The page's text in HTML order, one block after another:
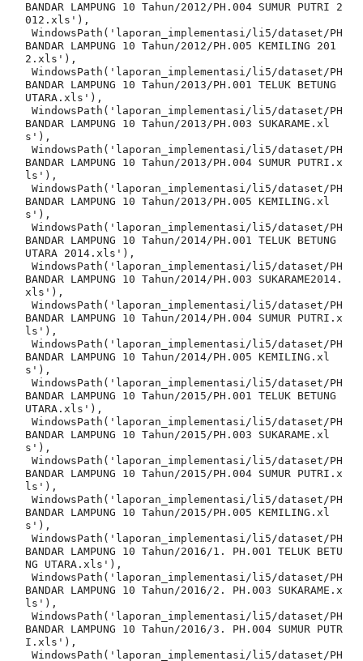
BANDAR LAMPUNG 10 Tahun/2012/PH.004 SUMUR PUTRI 2
012.xls'),
BANDAR LAMPUNG 10 Tahun/2012/PH.005 KEMILING 201
2.xls'),
BANDAR LAMPUNG 10 Tahun/2013/PH.001 TELUK BETUNG
UTARA.xls'),
BANDAR LAMPUNG 10 Tahun/2013/PH.003 SUKARAME.xl
s'),
BANDAR LAMPUNG 10 Tahun/2013/PH.004 SUMUR PUTRI.x
ls'),
BANDAR LAMPUNG 10 Tahun/2013/PH.005 KEMILING.xl
s'),
BANDAR LAMPUNG 10 Tahun/2014/PH.001 TELUK BETUNG
UTARA 2014.xls'),
BANDAR LAMPUNG 10 Tahun/2014/PH.003 SUKARAME2014.
xls'),
BANDAR LAMPUNG 10 Tahun/2014/PH.004 SUMUR PUTRI.x
ls'),
BANDAR LAMPUNG 10 Tahun/2014/PH.005 KEMILING.xl
s'),
BANDAR LAMPUNG 10 Tahun/2015/PH.001 TELUK BETUNG
UTARA.xls'),
BANDAR LAMPUNG 10 Tahun/2015/PH.003 SUKARAME.xl
s'),
BANDAR LAMPUNG 10 Tahun/2015/PH.004 SUMUR PUTRI.x
ls'),
BANDAR LAMPUNG 10 Tahun/2015/PH.005 KEMILING.xl
s'),
BANDAR LAMPUNG 10 Tahun/2016/1. PH.001 TELUK BETU
NG UTARA.xls'),
BANDAR LAMPUNG 10 Tahun/2016/2. PH.003 SUKARAME.x
ls'),
BANDAR LAMPUNG 10 Tahun/2016/3. PH.004 SUMUR PUTR
I.xls'),